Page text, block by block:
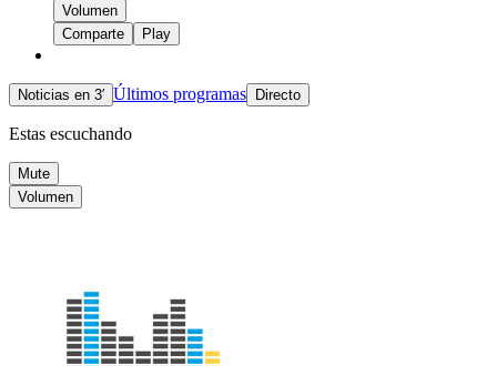
Volumen
Comparte
Play
Noticias en 3′ Últimos programas Directo
Estas escuchando
Mute
Volumen